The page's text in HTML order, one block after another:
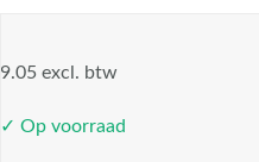
9.05 excl. btw
✓ Op voorraad